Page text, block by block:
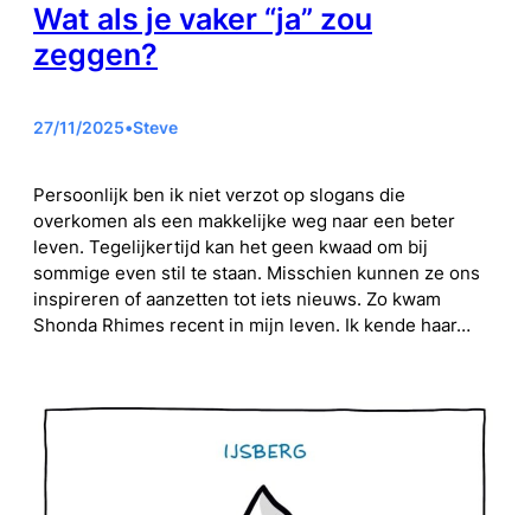
Wat als je vaker “ja” zou
zeggen?
27/11/2025•Steve
Persoonlijk ben ik niet verzot op slogans die
overkomen als een makkelijke weg naar een beter
leven. Tegelijkertijd kan het geen kwaad om bij
sommige even stil te staan. Misschien kunnen ze ons
inspireren of aanzetten tot iets nieuws. Zo kwam
Shonda Rhimes recent in mijn leven. Ik kende haar…